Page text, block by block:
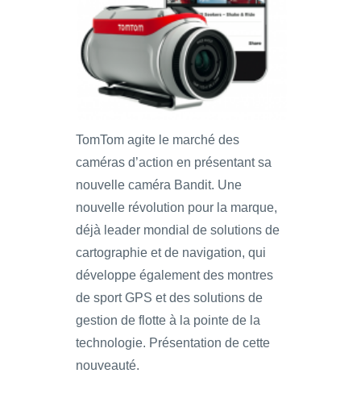
TomTom agite le marché des
caméras d’action en présentant sa
nouvelle caméra Bandit. Une
nouvelle révolution pour la marque,
déjà leader mondial de solutions de
cartographie et de navigation, qui
développe également des montres
de sport GPS et des solutions de
gestion de flotte à la pointe de la
technologie. Présentation de cette
nouveauté.